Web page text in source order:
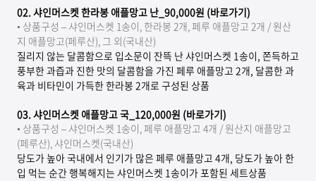
02.샤인머스켓 한라봉 애플망고 난_90,000원 (바로가기)
• 상품구성 – 샤인머스켓 1송이, 한라봉 2개, 페루 애플망고 2개 / 원산
지 애플망고(페루산), 그 외(국내산)
질리지 않는 달콤함으로 입소문이 잔뜩 난 샤인머스켓 1송이, 쫀득하고
풍부한 과즙과 진한 맛의 달콤함을 가진 페루 애플망고 2개, 달콤한 과
육과 비타민이 가득한 한라봉 2개로 구성된 상품
03.샤인머스켓 애플망고 국_120,000원 (바로가기)
• 상품구성 – 샤인머스켓 1송이, 페루 애플망고 4개 / 원산지 애플망고
(페루산), 샤인머스켓(국내산)
당도가 높아 국내에서 인기가 많은 페루 애플망고 4개, 당도가 높아 한
입 먹는 순간 행복해지는 샤인머스켓 1송이가 포함된 세트상품